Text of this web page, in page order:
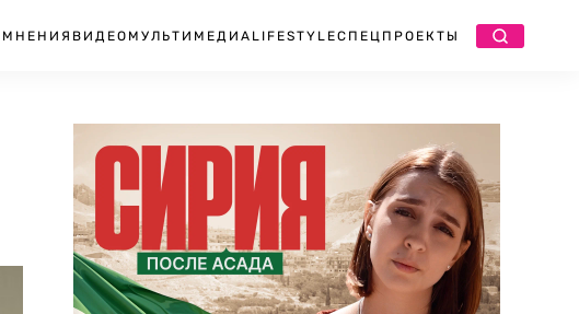
МНЕНИЯ ВИДЕО МУЛЬТИМЕДИА LIFESTYLEСПЕЦПРОЕКТЫ